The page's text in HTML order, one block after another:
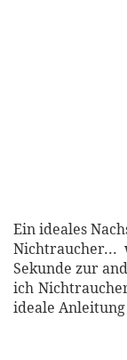
Ein ideales
Sekunde zur
ich
ideale Anleitung